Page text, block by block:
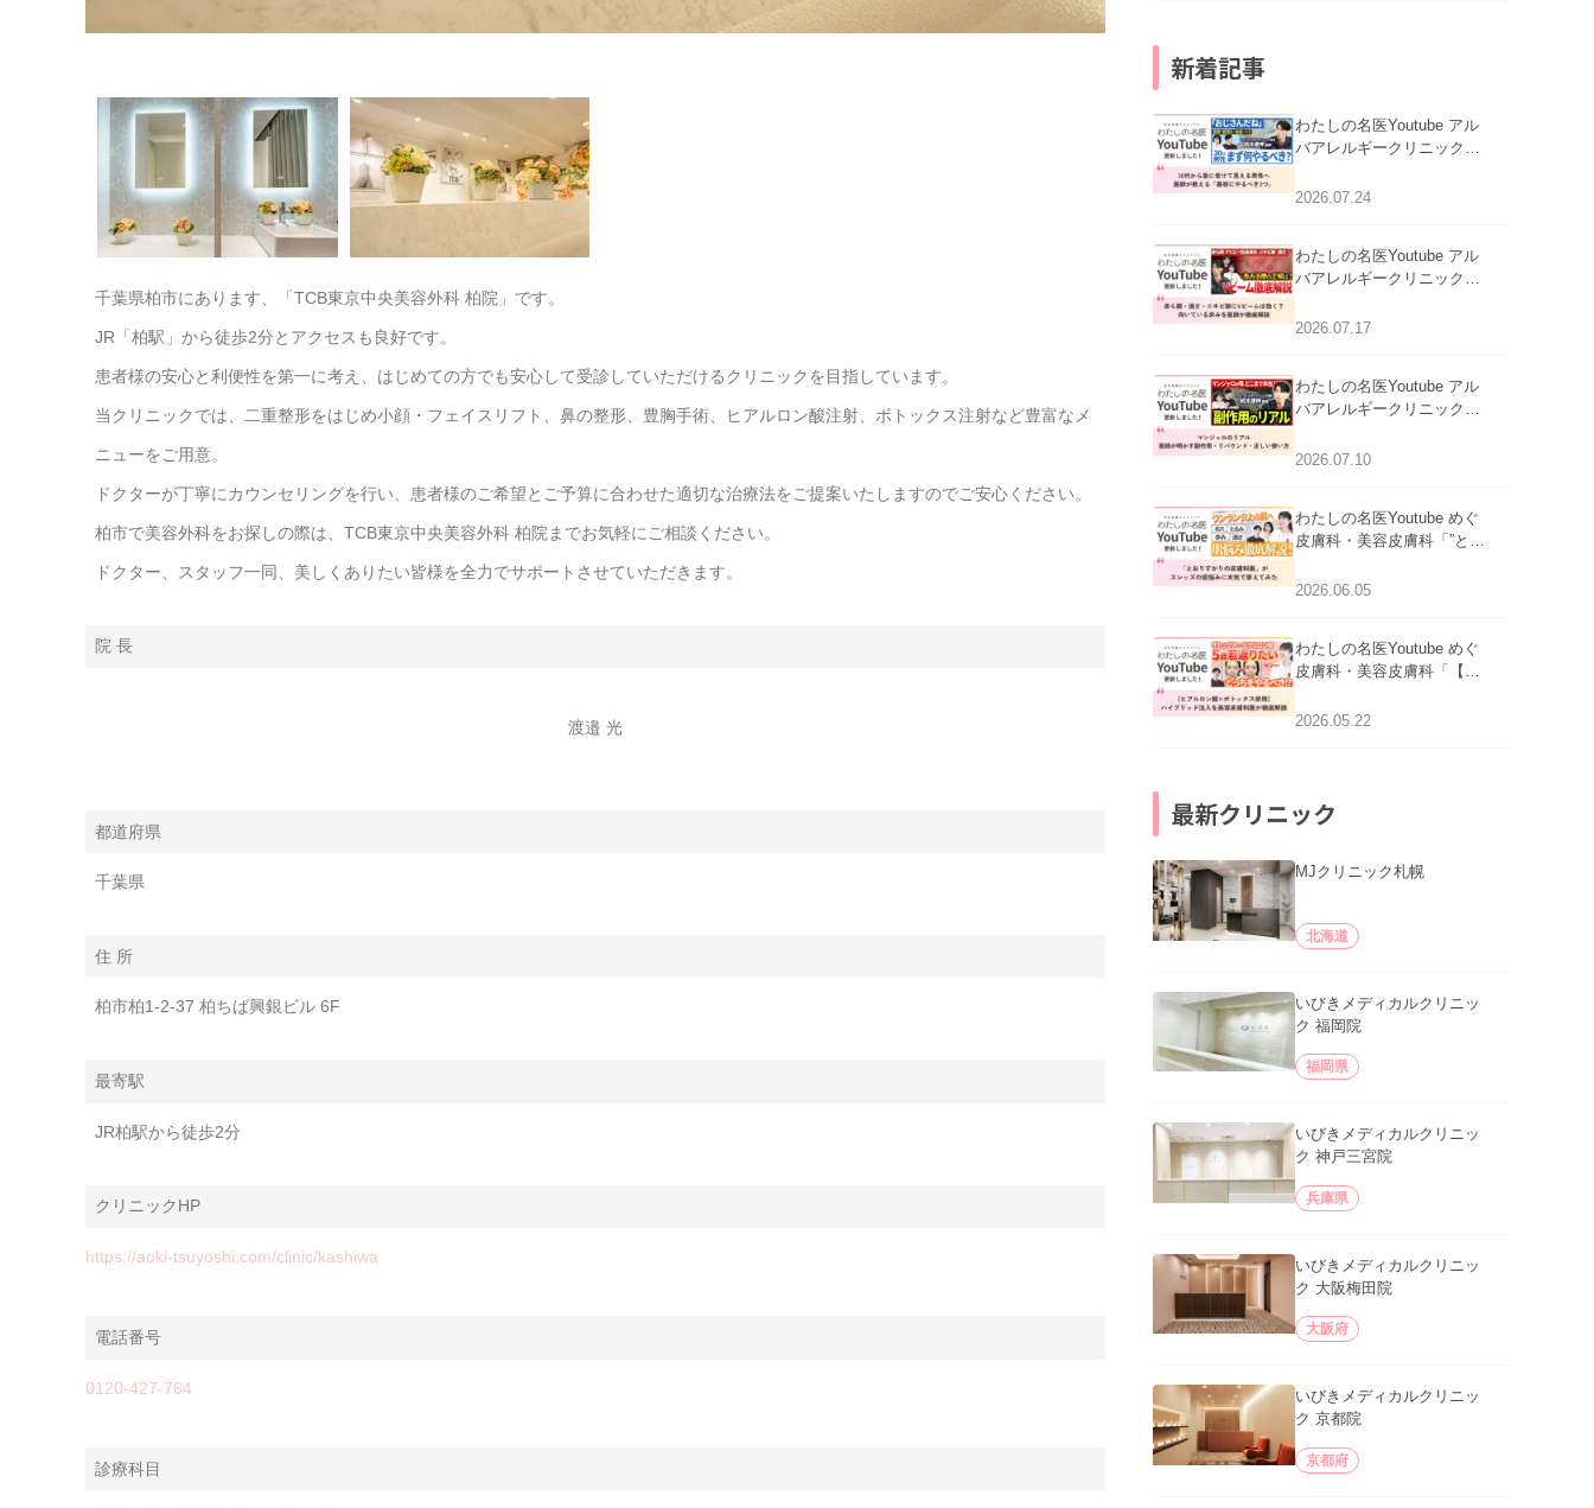
千葉県柏市にあります、「TCB東京中央美容外科 柏院」です。
JR「柏駅」から徒歩2分とアクセスも良好です。
患者様の安心と利便性を第一に考え、はじめての方でも安心して受診していただけるクリニックを目指しています。
当クリニックでは、二重整形をはじめ小顔・フェイスリフト、鼻の整形、豊胸手術、ヒアルロン酸注射、ボトックス注射など豊富なメ
ニューをご用意。
ドクターが丁寧にカウンセリングを行い、患者様のご希望とご予算に合わせた適切な治療法をご提案いたしますのでご安心ください。
柏市で美容外科をお探しの際は、TCB東京中央美容外科 柏院までお気軽にご相談ください。
ドクター、スタッフ一同、美しくありたい皆様を全力でサポートさせていただきます。
院 長
渡邉 光
都道府県
千葉県
住 所
柏市柏1-2-37 柏ちば興銀ビル 6F
最寄駅
JR柏駅から徒歩2分
クリニックHP
https://aoki-tsuyoshi.com/clinic/kashiwa
電話番号
0120-427-764
診療科目
新着記事
わたしの名医Youtube アル
バアレルギークリニック札
える男性へ｜医師が教える
2026.07.24
わたしの名医Youtube アル
バアレルギークリニック札
跡にVビームは効く？向い
2026.07.17
わたしの名医Youtube アル
バアレルギークリニック札
医師が明かす副作用・リバ
2026.07.10
わたしの名医Youtube めぐ
皮膚科・美容皮膚科「”とお
ッズの肌悩みに本気で答え
2026.06.05
わたしの名医Youtube めぐ
皮膚科・美容皮膚科「【ヒ
用】ハイブリッド注入を美
2026.05.22
最新クリニック
MJクリニック札幌
北海道
いびきメディカルクリニッ
ク 福岡院
福岡県
いびきメディカルクリニッ
ク 神戸三宮院
兵庫県
いびきメディカルクリニッ
ク 大阪梅田院
大阪府
いびきメディカルクリニッ
ク 京都院
京都府